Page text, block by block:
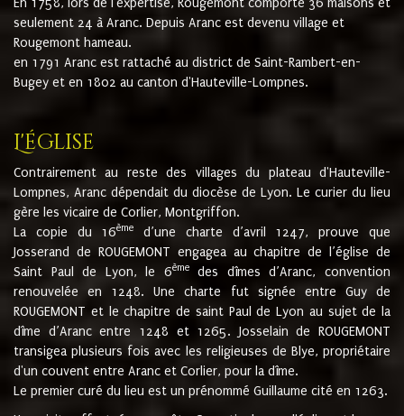
seulement 24 à Aranc. Depuis Aranc est devenu village et
Rougemont hameau.
en 1791 Aranc est rattaché au district de Saint-Rambert-en-
Bugey et en 1802 au canton d'Hauteville-Lompnes.
L'église
Contrairement au reste des villages du plateau d'Hauteville-
Lompnes, Aranc dépendait du diocèse de Lyon. Le curier du lieu
gère les vicaire de Corlier, Montgriffon.
La copie du 16ème
d’une charte d’avril 1247, prouve que
Josserand de ROUGEMONT engagea au chapitre de l’église de
Saint Paul de Lyon, le 6èmedes dîmes d’Aranc, convention
renouvelée en 1248. Une charte fut signée entre Guy de
ROUGEMONT et le chapitre de saint Paul de Lyon au sujet de la
dîme d’Aranc entre 1248 et 1265. Josselain de ROUGEMONT
transigea plusieurs fois avec les religieuses de Blye, propriétaire
d'un couvent entre Aranc et Corlier, pour la dîme.
Le premier curé du lieu est un prénommé Guillaume cité en 1263.